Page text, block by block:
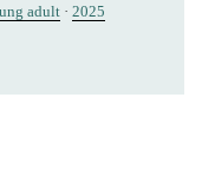
adult · 2025